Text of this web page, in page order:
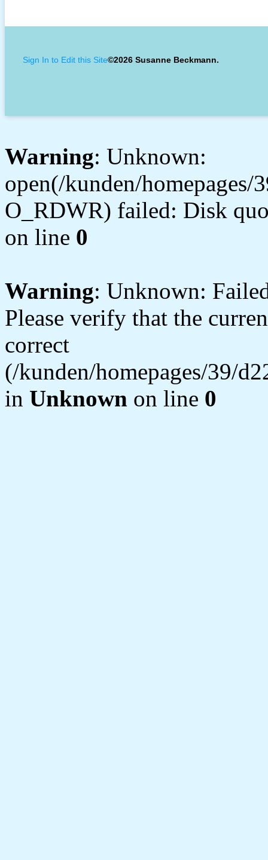
Sign In to Edit this Site©2026 Susanne Beckmann.
Warning: Unknown:
open(/kunden/
O_RDWR) failed: Disk
on line 0
Warning: Unknown:
Please verify that the
correct
(/kunden/homepages/39/
in Unknown on line 0